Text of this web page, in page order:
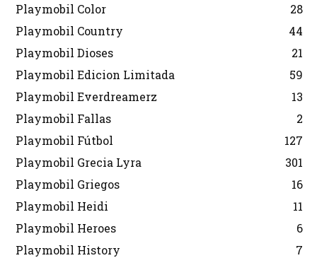
Playmobil Color
28
Playmobil Country
44
Playmobil Dioses
21
Playmobil Edicion Limitada
59
Playmobil Everdreamerz
13
Playmobil Fallas
2
Playmobil Fútbol
127
Playmobil Grecia Lyra
301
Playmobil Griegos
16
Playmobil Heidi
11
Playmobil Heroes
6
Playmobil History
7